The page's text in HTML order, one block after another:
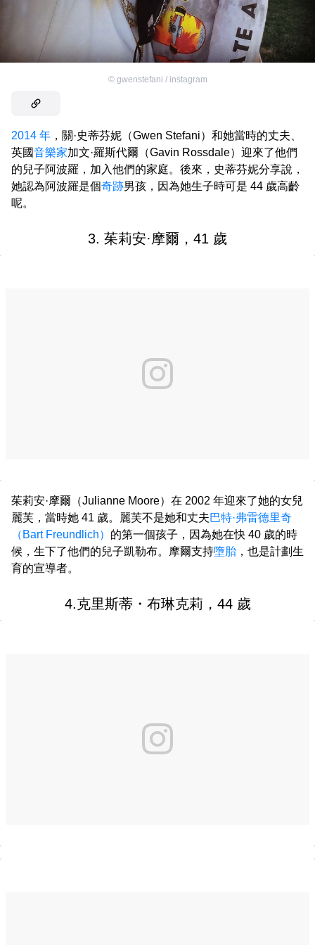
© gwenstefani / instagram
2014 年 ，關·史蒂芬妮（Gwen Stefani）和她當時的丈夫、
英國音樂家加文·羅斯代爾（Gavin Rossdale）迎來了他們
的兒子阿波羅，加入他們的家庭。後來，史蒂芬妮分享說，
她認為阿波羅是個奇跡男孩，因為她生子時可是 44 歲高齡
呢。
3. 茱莉安·摩爾，41 歲
茱莉安·摩爾（Julianne Moore）在 2002 年迎來了她的女兒
麗芙，當時她 41 歲。麗芙不是她和丈夫巴特·弗雷德里奇
（Bart Freundlich） 的第一個孩子，因為她在快 40 歲的時
候，生下了他們的兒子凱勒布。摩爾支持墮胎 ，也是計劃生
育的宣導者。
4.克里斯蒂・布琳克莉，44 歲